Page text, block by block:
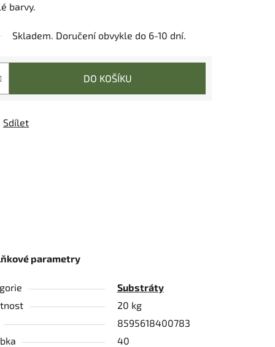
barvy.
Skladem. Doručení obvykle do 6-10 dní.
DO KOŠÍKU
Sdílet
parametry
Substráty
20 kg
8595618400783
40